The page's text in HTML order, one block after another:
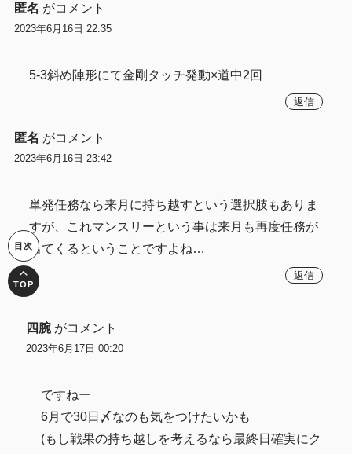
匿名 がコメント
2023年6月16日 22:35
5-3斜め陣形にて金剛タッチ発動×道中2回
返信
匿名 がコメント
2023年6月16日 23:42
単発任務なら来月に持ち越すという選択肢もありま
すが、これマンスリーという事は来月も再度任務が
出てくるということですよね…
返信
四腕 がコメント
2023年6月17日 00:20
ですねー
6月で30日〆なのも気をつけたいかも
(もし戦果の持ち越しを考えるなら最終日確実にク